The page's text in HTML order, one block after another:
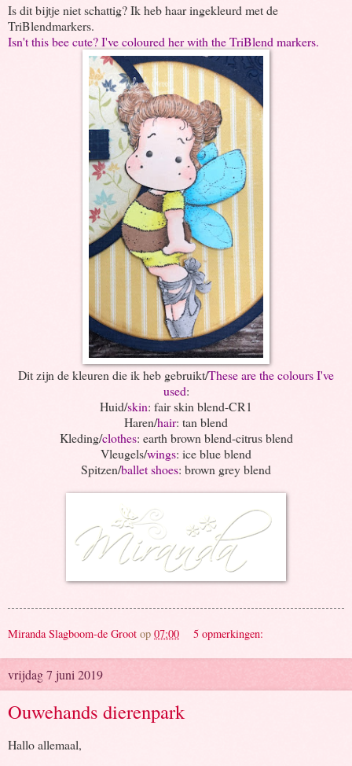
Is dit bijtje niet schattig? Ik heb haar ingekleurd met de
TriBlendmarkers.
Isn't this bee cute? I've coloured her with the TriBlend markers.
Dit zijn de kleuren die ik heb gebruikt/These are the colours I've
used:
Huid/skin: fair skin blend-CR1
Haren/hair: tan blend
Kleding/clothes: earth brown blend-citrus blend
Vleugels/wings: ice blue blend
Spitzen/ballet shoes: brown grey blend
Miranda Slagboom-de Groot op 07:00 5 opmerkingen:
vrijdag 7 juni 2019
Ouwehands dierenpark
Hallo allemaal,